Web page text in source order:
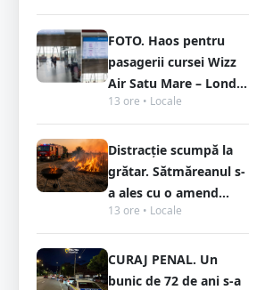
FOTO. Haos pentru
pasagerii cursei Wizz
Air Satu Mare – Lond...
13 ore • Locale
Distracție scumpă la
grătar. Sătmăreanul s-
a ales cu o amend...
13 ore • Locale
CURAJ PENAL. Un
bunic de 72 de ani s-a